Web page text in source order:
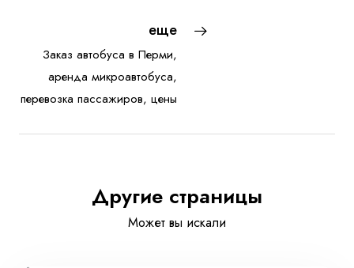
еще
Заказ автобуса в Перми,
аренда микроавтобуса,
перевозка пассажиров, цены
Другие страницы
Может вы искали